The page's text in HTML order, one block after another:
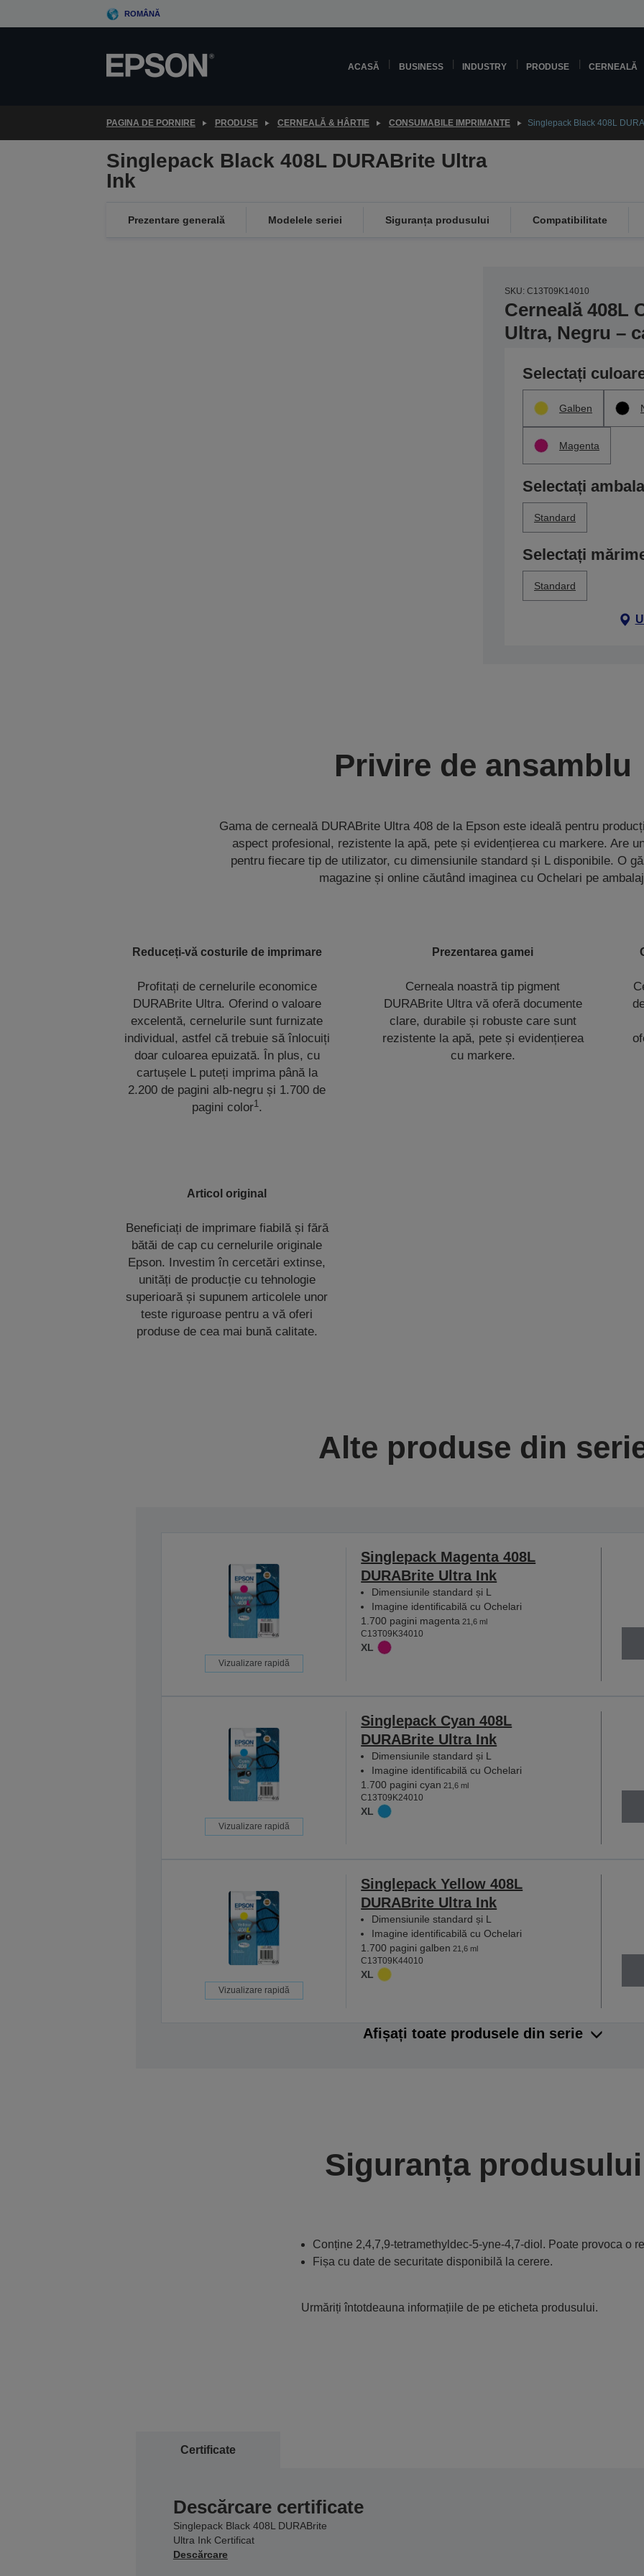
to
ROMÂNĂ
ACASĂ BUSINESS INDUSTRY PRODUSE CERNEALĂ
PAGINA DE PORNIRE PRODUSE CERNEALĂ & HÂRTIE CONSUMABILE IMPRIMANTE Singlepack Black 408L
Singlepack Black 408L DURABrite Ultra
Ink
Prezentare generală Modelele seriei Siguranța produsului Compatibilitate
SKU: C13T09K14010
Cerneală 408L
Ultra, Negru –
Selectați
Galben
Magenta
Selectați
Standard
Selectați
Standard
Privire de ansamblu
Gama de cerneală DURABrite Ultra 408 de la Epson este ideală pentru
aspect profesional, rezistente la apă, pete și evidențierea cu markere. Are
pentru fiecare tip de utilizator, cu dimensiunile standard și L disponibile. O
magazine și online căutând imaginea cu Ochelari pe
Reduceți-vă costurile de imprimare
Profitați de cernelurile economice
DURABrite Ultra. Oferind o valoare
excelentă, cernelurile sunt furnizate
individual, astfel că trebuie să înlocuiți
doar culoarea epuizată. În plus, cu
cartușele L puteți imprima până la
2.200 de pagini alb-negru și 1.700 de
pagini color1.
Prezentarea gamei
Cerneala noastră tip pigment
DURABrite Ultra vă oferă documente
clare, durabile și robuste care sunt
rezistente la apă, pete și evidențierea
cu markere.
Articol original
Beneficiați de imprimare fiabilă și fără
bătăi de cap cu cernelurile originale
Epson. Investim în cercetări extinse,
unități de producție cu tehnologie
superioară și supunem articolele unor
teste riguroase pentru a vă oferi
produse de cea mai bună calitate.
Alte produse din
Vizualizare rapidă
Singlepack Magenta 408L
DURABrite Ultra Ink
Dimensiunile standard și L
Imagine identificabilă cu Ochelari
1.700 pagini magenta 21,6 ml
C13T09K34010
XL
Vizualizare rapidă
Singlepack Cyan 408L
DURABrite Ultra Ink
Dimensiunile standard și L
Imagine identificabilă cu Ochelari
1.700 pagini cyan 21,6 ml
C13T09K24010
XL
Vizualizare rapidă
Singlepack Yellow 408L
DURABrite Ultra Ink
Dimensiunile standard și L
Imagine identificabilă cu Ochelari
1.700 pagini galben 21,6 ml
C13T09K44010
XL
Afișați toate produsele din serie
Siguranța produsului
Conține 2,4,7,9-tetramethyldec-5-yne-4,7-diol. Poate provoca o
Fișa cu date de securitate disponibilă la cerere.
Urmăriți întotdeauna informațiile de pe eticheta produsului.
Certificate
Descărcare certificate
Singlepack Black 408L DURABrite
Ultra Ink Certificat
Descărcare